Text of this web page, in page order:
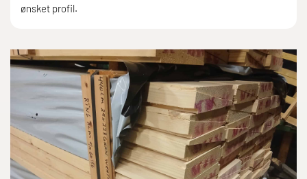
ønsket profil.